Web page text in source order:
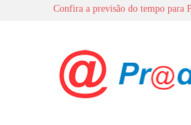
Confira a previsão do tempo para